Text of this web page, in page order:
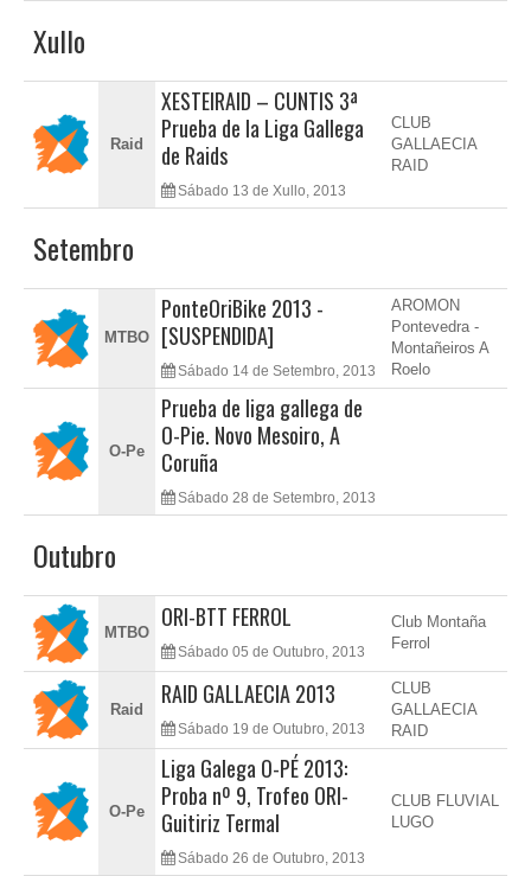
Xullo
Raid
XESTEIRAID – CUNTIS 3ª
Prueba de la Liga Gallega
de Raids
Sábado 13 de Xullo, 2013
CLUB
GALLAECIA
RAID
Setembro
MTBO
PonteOriBike 2013 -
[SUSPENDIDA]
Sábado 14 de Setembro, 2013
AROMON
Pontevedra -
Montañeiros A
Roelo
O-Pe
Prueba de liga gallega de
O-Pie. Novo Mesoiro, A
Coruña
Sábado 28 de Setembro, 2013
Outubro
MTBO
ORI-BTT FERROL
Sábado 05 de Outubro, 2013
Club Montaña
Ferrol
Raid
RAID GALLAECIA 2013
Sábado 19 de Outubro, 2013
CLUB
GALLAECIA
RAID
O-Pe
Liga Galega O-PÉ 2013:
Proba nº 9, Trofeo ORI-
Guitiriz Termal
Sábado 26 de Outubro, 2013
CLUB FLUVIAL
LUGO